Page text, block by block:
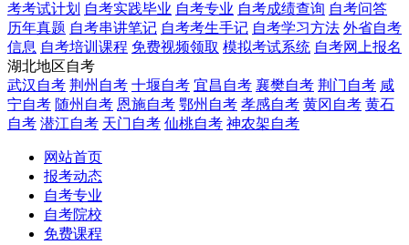
考考试计划 自考实践毕业 自考专业 自考成绩查询 自考问答
历年真题 自考串讲笔记 自考考生手记 自考学习方法 外省自考
信息 自考培训课程 免费视频领取 模拟考试系统 自考网上报名
湖北地区自考
武汉自考 荆州自考 十堰自考 宜昌自考 襄樊自考 荆门自考 咸
宁自考 随州自考 恩施自考 鄂州自考 孝感自考 黄冈自考 黄石
自考 潜江自考 天门自考 仙桃自考 神农架自考
网站首页
报考动态
自考专业
自考院校
免费课程